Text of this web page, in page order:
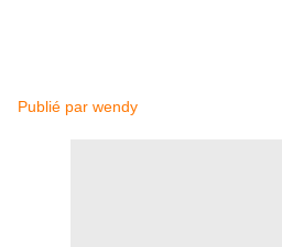
Publié par wendy